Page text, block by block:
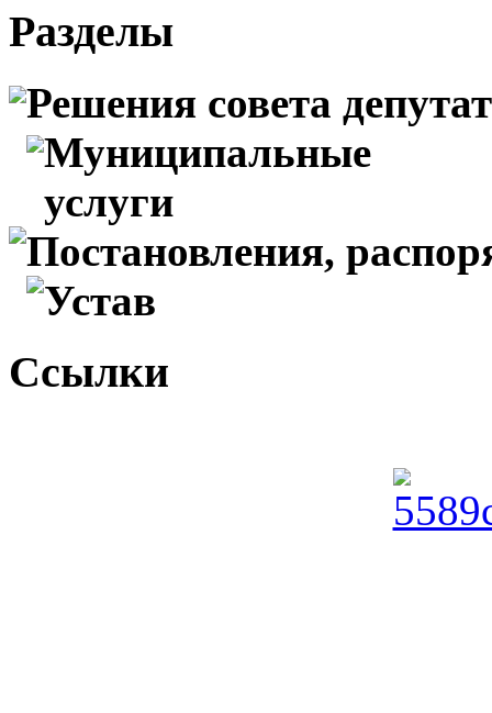
Разделы
Решения совета
Муниципальные
услуги
Постановления,
Устав
Ссылки